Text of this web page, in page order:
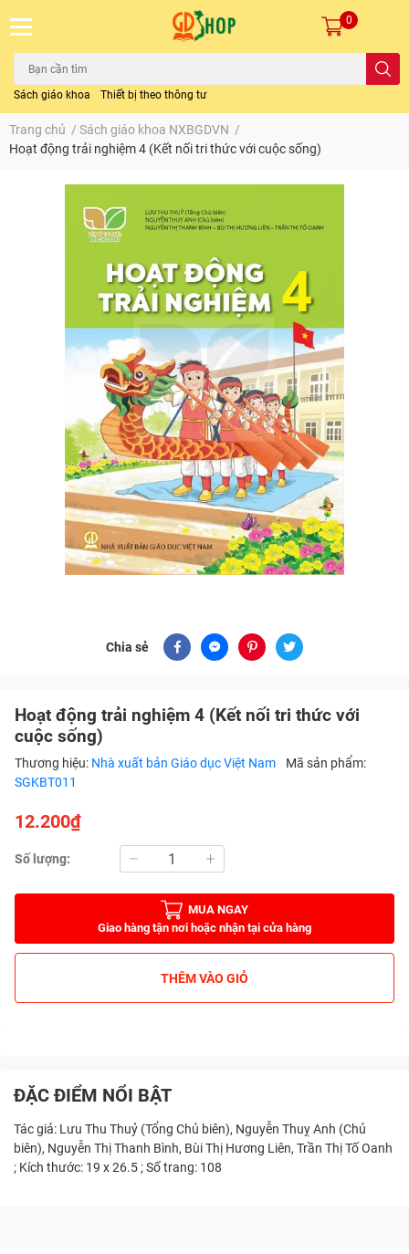
Sách giáo khoa Thiết bị theo thông tư
0
Trang chủ / Sách giáo khoa NXBGDVN /
Hoạt động trải nghiệm 4 (Kết nối tri thức với cuộc sống)
Chia sẻ
Hoạt động trải nghiệm 4 (Kết nối tri thức với
cuộc sống)
Thương hiệu: Nhà xuất bản Giáo dục Việt Nam
Mã sản phẩm:
SGKBT011
12.200₫
Số lượng:
MUA NGAY
Giao hàng tận nơi hoặc nhận tại cửa hàng
THÊM VÀO GIỎ
ĐẶC ĐIỂM NỔI BẬT
Tác giả: Lưu Thu Thuỷ (Tổng Chủ biên), Nguyễn Thuỵ Anh (Chủ
biên), Nguyễn Thị Thanh Bình, Bùi Thị Hương Liên, Trần Thị Tố Oanh
; Kích thước: 19 x 26.5 ; Số trang: 108